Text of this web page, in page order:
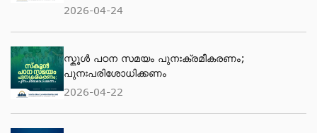
2026-04-24
സ്കൂള്‍ പഠന സമയം പുനഃക്രമീകരണം;
പുനഃപരിശോധിക്കണം
2026-04-22